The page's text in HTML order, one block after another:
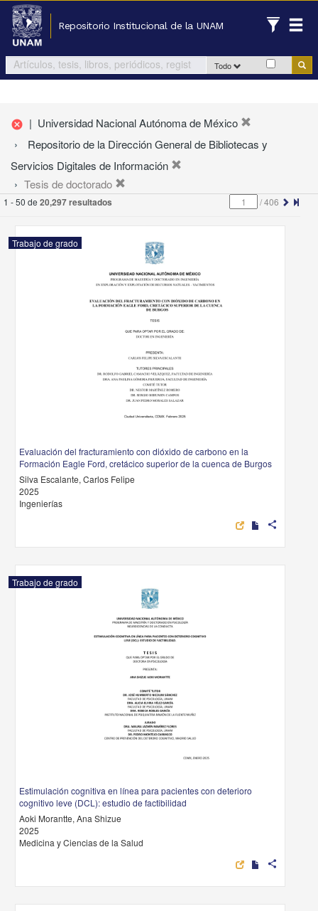
Repositorio Institucional de la UNAM
Todo
cancel | Universidad Nacional Autónoma de México
Repositorio de la Dirección General de Bibliotecas y
Servicios Digitales de Información
Tesis de doctorado
1 - 50 de 20,297 resultados /406
Trabajo de grado
Evaluación del fracturamiento con dióxido de carbono en la
Formación Eagle Ford, cretácico superior de la cuenca de Burgos
Silva Escalante, Carlos Felipe
2025
Ingenierías
share
Trabajo de grado
Estimulación cognitiva en línea para pacientes con deterioro
cognitivo leve (DCL): estudio de factibilidad
Aoki Morantte, Ana Shizue
2025
Medicina y Ciencias de la Salud
share